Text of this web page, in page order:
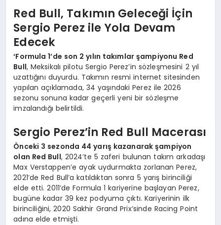
Red Bull, Takımın Geleceği İçin
Sergio Perez ile Yola Devam
Edecek
‘Formula 1’de son 2 yılın takımlar şampiyonu Red
Bull, Meksikalı pilotu Sergio Perez’in sözleşmesini 2 yıl
uzattığını duyurdu. Takımın resmi internet sitesinden
yapılan açıklamada, 34 yaşındaki Perez ile 2026
sezonu sonuna kadar geçerli yeni bir sözleşme
imzalandığı belirtildi.
Sergio Perez’in Red Bull Macerası
Önceki 3 sezonda 44 yarış kazanarak şampiyon
olan Red Bull, 2024’te 5 zaferi bulunan takım arkadaşı
Max Verstappen’e ayak uydurmakta zorlanan Perez,
2021’de Red Bull’a katıldıktan sonra 5 yarış birinciliği
elde etti. 2011’de Formula 1 kariyerine başlayan Perez,
bugüne kadar 39 kez podyuma çıktı. Kariyerinin ilk
birinciliğini, 2020 Sakhir Grand Prix’sinde Racing Point
adına elde etmişti.